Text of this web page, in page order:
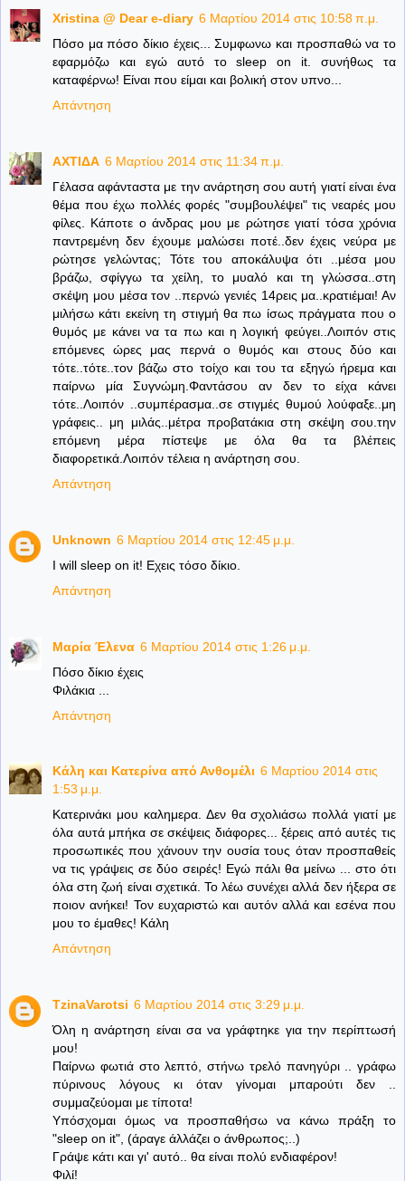
Xristina @ Dear e-diary 6 Μαρτίου 2014 στις 10:58 π.μ.
Πόσο μα πόσο δίκιο έχεις... Συμφωνω και προσπαθώ να το
εφαρμόζω και εγώ αυτό το sleep on it. συνήθως τα
καταφέρνω! Είναι που είμαι και βολική στον υπνο...
Απάντηση
ΑΧΤΙΔΑ 6 Μαρτίου 2014 στις 11:34 π.μ.
Γέλασα αφάνταστα με την ανάρτηση σου αυτή γιατί είναι ένα
θέμα που έχω πολλές φορές "συμβουλέψει" τις νεαρές μου
φίλες. Κάποτε ο άνδρας μου με ρώτησε γιατί τόσα χρόνια
παντρεμένη δεν έχουμε μαλώσει ποτέ..δεν έχεις νεύρα με
ρώτησε γελώντας; Τότε του αποκάλυψα ότι ..μέσα μου
βράζω, σφίγγω τα χείλη, το μυαλό και τη γλώσσα..στη
σκέψη μου μέσα τον ..περνώ γενιές 14ρεις μα..κρατιέμαι! Αν
μιλήσω κάτι εκείνη τη στιγμή θα πω ίσως πράγματα που ο
θυμός με κάνει να τα πω και η λογική φεύγει..Λοιπόν στις
επόμενες ώρες μας περνά ο θυμός και στους δύο και
τότε..τότε..τον βάζω στο τοίχο και του τα εξηγώ ήρεμα και
παίρνω μία Συγνώμη.Φαντάσου αν δεν το είχα κάνει
τότε..Λοιπόν ..συμπέρασμα..σε στιγμές θυμού λούφαξε..μη
γράφεις.. μη μιλάς..μέτρα προβατάκια στη σκέψη σου.την
επόμενη μέρα πίστεψε με όλα θα τα βλέπεις
διαφορετικά.Λοιπόν τέλεια η ανάρτηση σου.
Απάντηση
Unknown 6 Μαρτίου 2014 στις 12:45 μ.μ.
I will sleep on it! Εχεις τόσο δίκιο.
Απάντηση
Μαρία Έλενα 6 Μαρτίου 2014 στις 1:26 μ.μ.
Πόσο δίκιο έχεις
Φιλάκια ...
Απάντηση
Κάλη και Κατερίνα από Ανθομέλι 6 Μαρτίου 2014 στις
1:53 μ.μ.
Κατερινάκι μου καλημερα. Δεν θα σχολιάσω πολλά γιατί με
όλα αυτά μπήκα σε σκέψεις διάφορες... ξέρεις από αυτές τις
προσωπικές που χάνουν την ουσία τους όταν προσπαθείς
να τις γράψεις σε δύο σειρές! Εγώ πάλι θα μείνω ... στο ότι
όλα στη ζωή είναι σχετικά. Το λέω συνέχει αλλά δεν ήξερα σε
ποιον ανήκει! Τον ευχαριστώ και αυτόν αλλά και εσένα που
μου το έμαθες! Κάλη
Απάντηση
TzinaVarotsi 6 Μαρτίου 2014 στις 3:29 μ.μ.
Όλη η ανάρτηση είναι σα να γράφτηκε για την περίπτωσή
μου!
Παίρνω φωτιά στο λεπτό, στήνω τρελό πανηγύρι .. γράφω
πύρινους λόγους κι όταν γίνομαι μπαρούτι δεν ..
συμμαζεύομαι με τίποτα!
Υπόσχομαι όμως να προσπαθήσω να κάνω πράξη το
"sleep on it", (άραγε άλλάζει ο άνθρωπος;..)
Γράψε κάτι και γι' αυτό.. θα είναι πολύ ενδιαφέρον!
Φιλί!